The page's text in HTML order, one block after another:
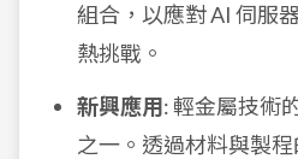
組合，以應對 AI 伺服
熱挑戰。
新興應用: 輕金屬技術
之一。透過材料與製